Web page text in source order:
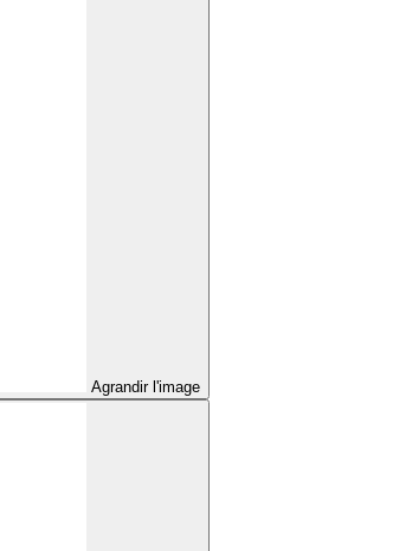
Agrandir l'image